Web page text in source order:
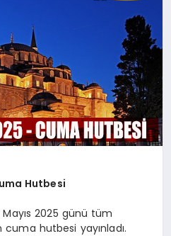
Hutbesi
Mayıs 2025 günü tüm
hutbesi yayınladı.